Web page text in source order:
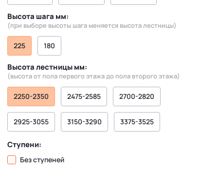
Высота шага мм:
(при выборе высоты шага меняется высота лестницы)
225 180
Высота лестницы мм:
(высота от пола первого этажа до пола второго этажа)
2250-2350 2475-2585 2700-2820
2925-3055 3150-3290 3375-3525
Ступени:
Без ступеней